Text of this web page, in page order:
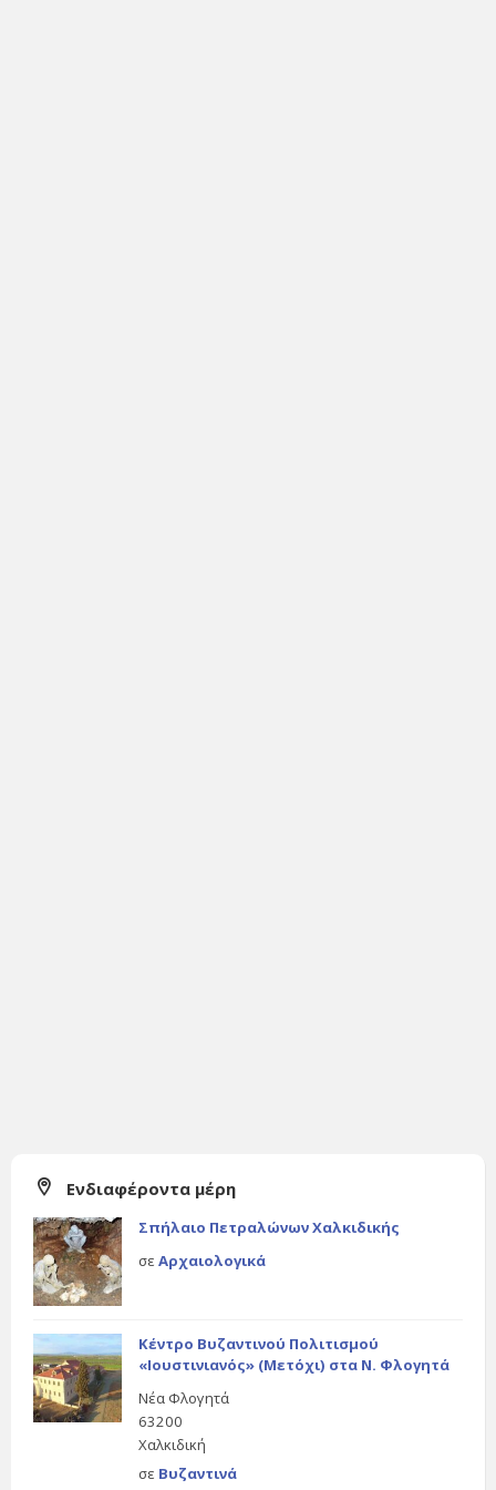
Ενδιαφέροντα μέρη
Σπήλαιο Πετραλώνων Χαλκιδικής
σε Αρχαιολογικά
Κέντρο Βυζαντινού Πολιτισμού
«Ιουστινιανός» (Μετόχι) στα Ν. Φλογητά
Νέα Φλογητά
63200
Χαλκιδική
σε Βυζαντινά